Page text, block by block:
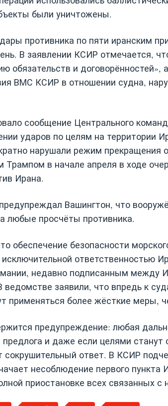
были уничтожены.
противника по пяти иранским
В заявлении КСИР отмечается,
обязательств и договорённостей»,
ВМС КСИР в отношении судна,
сообщение Центрального
ударов по целям на территории
нарушали режим прекращения
в начале апреля в ходе
Ирана.
Вашингтон, что
любые просчёты противника.
обеспечение безопасности
ответственностью
недавно подписанным между
ведомстве заявили, что впредь к
применяться более жёсткие меры,
предупреждение: любая
и даже если целями
ответ. В КСИР
несоблюдение первого пункта
приостановке всех связанных с